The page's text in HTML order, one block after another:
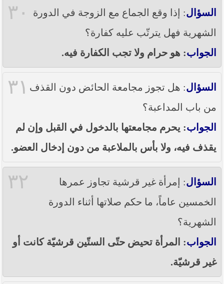
٣٠ السؤال: إذا وقع الجماع مع الزوجة في الدورة
الشهرية فهل يترتّب عليه كفارة؟
الجواب: هو حرام ولا تجب الكفارة فيه.
٣١ السؤال: هل تجوز مجامعة الحائض دون القذف
من باب المداعبة؟
الجواب: يحرم مجامعتها بالدخول في القبل وإن لم
يقذف فيه، ولا بأس بالملاعبة من دون إدخال العضو.
٣٢ السؤال: إمرأة غير قرشية تجاوز عمرها
الخمسين عاماً، ما حكم صلاتها أثناء الدورة
الشهرية؟
الجواب: المرأة تحيض حتّى الستّين قرشيّة كانت أو
غير قرشيّة.